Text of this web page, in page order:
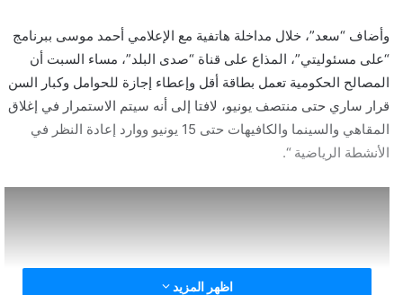
وأضاف “سعد”، خلال مداخلة هاتفية مع الإعلامي أحمد موسى ببرنامج
“على مسئوليتي”، المذاع على قناة “صدى البلد”، مساء السبت أن
المصالح الحكومية تعمل بطاقة أقل وإعطاء إجازة للحوامل وكبار السن
قرار ساري حتى منتصف يونيو، لافتا إلى أنه سيتم الاستمرار في إغلاق
المقاهي والسينما والكافيهات حتى 15 يونيو ووارد إعادة النظر في
الأنشطة الرياضية “.
اظهر المزيد